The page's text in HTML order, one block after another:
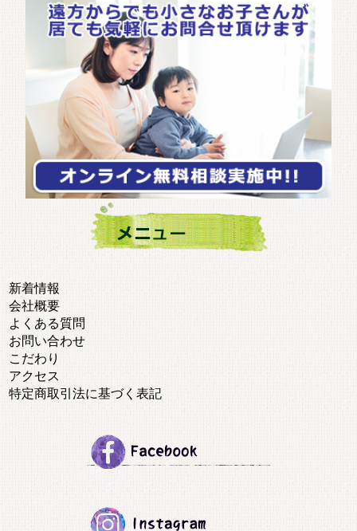
新着情報
会社概要
よくある質問
お問い合わせ
こだわり
アクセス
特定商取引法に基づく表記